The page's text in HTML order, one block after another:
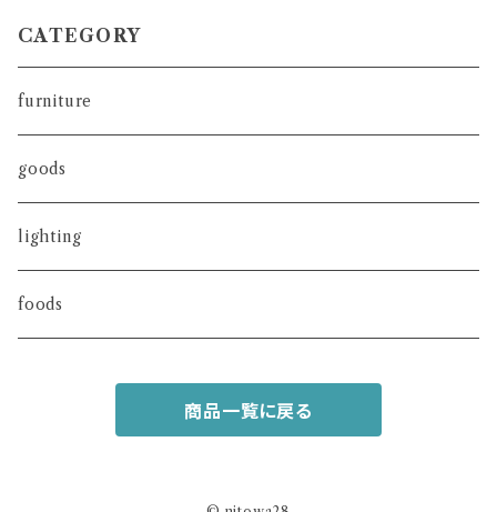
CATEGORY
furniture
goods
lighting
foods
商品一覧に戻る